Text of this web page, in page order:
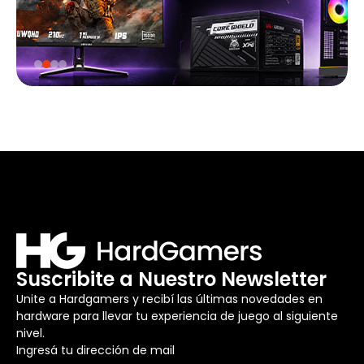
Suscribite a Nuestro Newsletter
Unite a Hardgamers y recibí las últimas novedades en
hardware para llevar tu experiencia de juego al siguiente
nivel.